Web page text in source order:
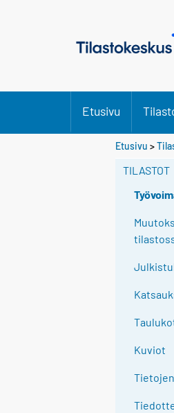
Etusivu
Etusivu >
TILASTOT
Kuviot